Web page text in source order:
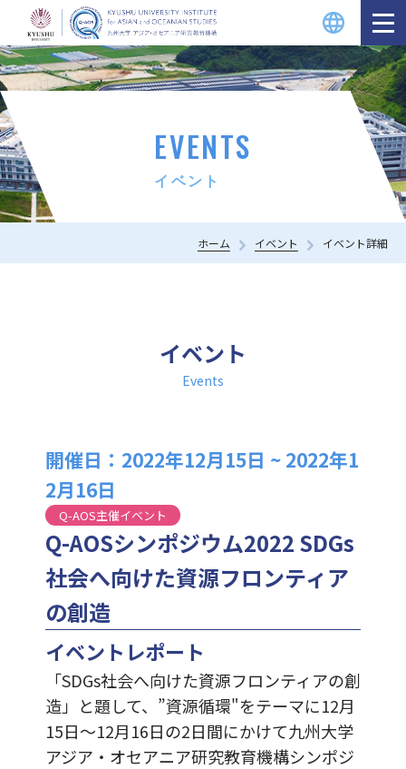
EVENTS
イベント
ホーム イベント イベント詳細
イベント
Events
開催日：2022年12月15日 ~ 2022年1
2月16日
Q-AOS主催イベント
Q-AOSシンポジウム2022 SDGs
社会へ向けた資源フロンティア
の創造
イベントレポート
「SDGs社会へ向けた資源フロンティアの創
造」と題して、”資源循環"をテーマに12月
15日～12月16日の2日間にかけて九州大学
アジア・オセアニア研究教育機構シンポジ